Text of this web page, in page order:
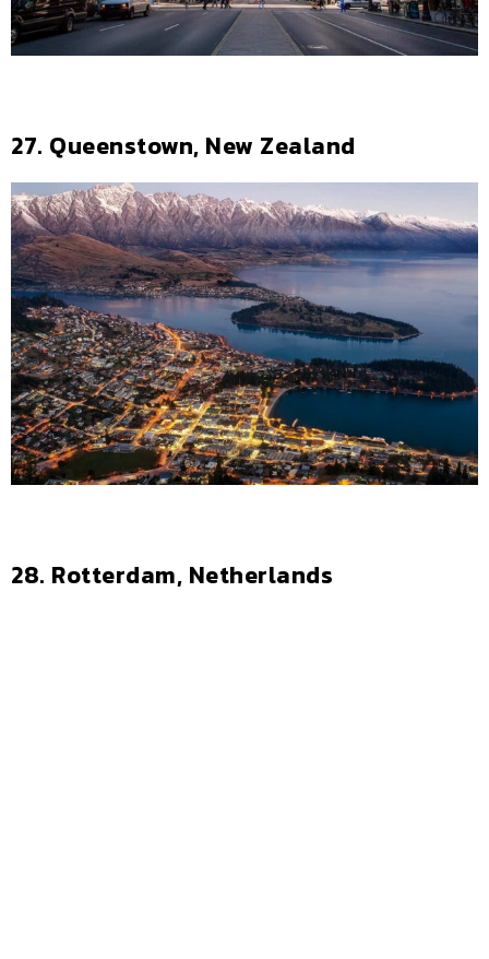
27. Queenstown, New Zealand
28. Rotterdam, Netherlands